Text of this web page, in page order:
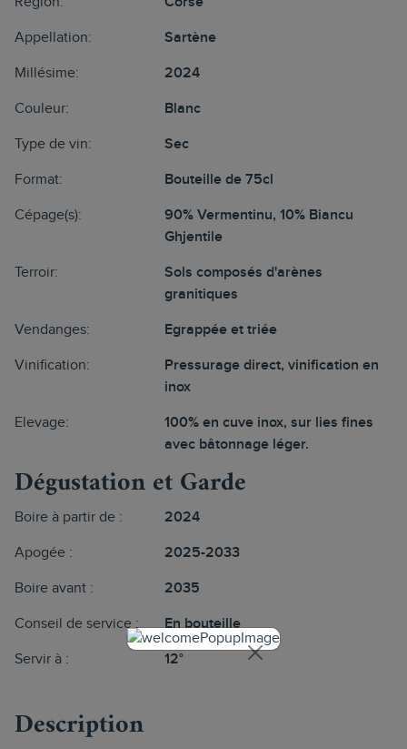
Appellation: Sartène
Millésime: 2024
Couleur: Blanc
Type de vin: Sec
Format: Bouteille de 75cl
Cépage(s):
90% Vermentinu, 10% Biancu
Ghjentile
Terroir:
Sols composés d'arènes
granitiques
Vendanges: Egrappée et triée
Vinification:
Pressurage direct, vinification en
inox
Elevage:
100% en cuve inox, sur lies fines
avec bâtonnage léger.
Dégustation et Garde
Boire à partir de : 2024
Apogée : 2025-2033
Boire avant : 2035
Conseil de service : En bouteille
Servir à : 12°
Description